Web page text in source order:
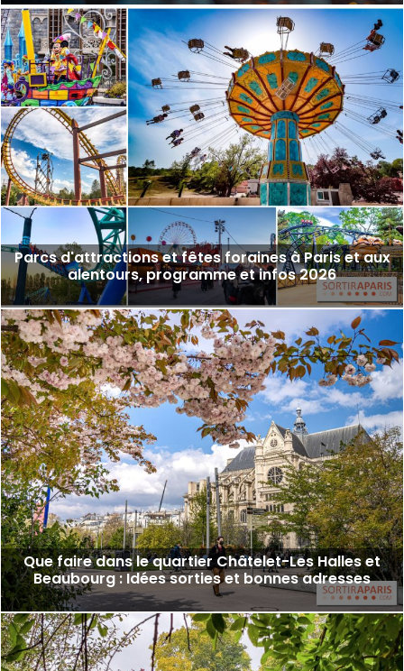
Parcs d'attractions et fêtes foraines à Paris et aux
alentours, programme et infos 2026
Que faire dans le quartier Châtelet-Les Halles et
Beaubourg : Idées sorties et bonnes adresses